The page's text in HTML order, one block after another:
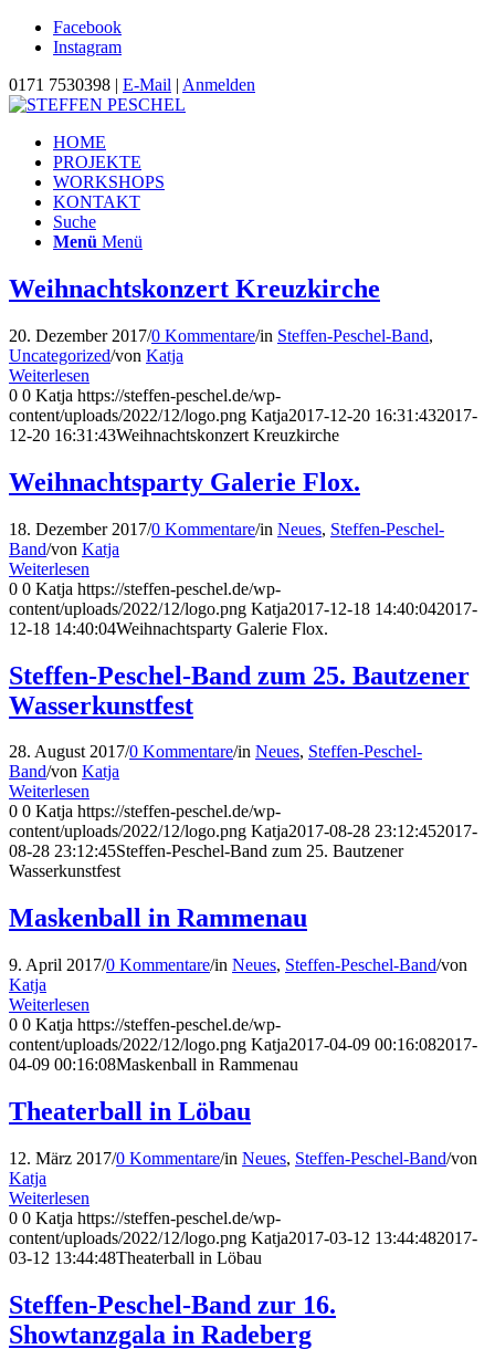
Facebook
Instagram
0171 7530398 | E-Mail | Anmelden
HOME
PROJEKTE
WORKSHOPS
KONTAKT
Suche
Menü Menü
Weihnachtskonzert Kreuzkirche
20. Dezember 2017/0 Kommentare/in Steffen-Peschel-Band,
Uncategorized/von Katja
Weiterlesen
0 0 Katja https://steffen-peschel.de/wp-
content/uploads/2022/12/logo.png Katja2017-12-20 16:31:432017-
12-20 16:31:43Weihnachtskonzert Kreuzkirche
Weihnachtsparty Galerie Flox.
18. Dezember 2017/0 Kommentare/in Neues, Steffen-Peschel-
Band/von Katja
Weiterlesen
0 0 Katja https://steffen-peschel.de/wp-
content/uploads/2022/12/logo.png Katja2017-12-18 14:40:042017-
12-18 14:40:04Weihnachtsparty Galerie Flox.
Steffen-Peschel-Band zum 25. Bautzener
Wasserkunstfest
28. August 2017/0 Kommentare/in Neues, Steffen-Peschel-
Band/von Katja
Weiterlesen
0 0 Katja https://steffen-peschel.de/wp-
content/uploads/2022/12/logo.png Katja2017-08-28 23:12:452017-
08-28 23:12:45Steffen-Peschel-Band zum 25. Bautzener
Wasserkunstfest
Maskenball in Rammenau
9. April 2017/0 Kommentare/in Neues, Steffen-Peschel-Band/von
Katja
Weiterlesen
0 0 Katja https://steffen-peschel.de/wp-
content/uploads/2022/12/logo.png Katja2017-04-09 00:16:082017-
04-09 00:16:08Maskenball in Rammenau
Theaterball in Löbau
12. März 2017/0 Kommentare/in Neues, Steffen-Peschel-Band/von
Katja
Weiterlesen
0 0 Katja https://steffen-peschel.de/wp-
content/uploads/2022/12/logo.png Katja2017-03-12 13:44:482017-
03-12 13:44:48Theaterball in Löbau
Steffen-Peschel-Band zur 16.
Showtanzgala in Radeberg